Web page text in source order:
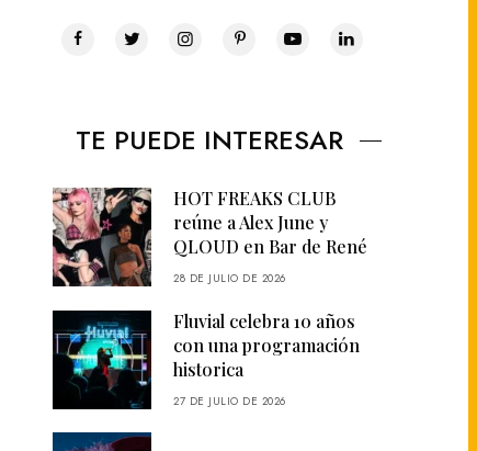
TE PUEDE INTERESAR
HOT FREAKS CLUB
reúne a Alex June y
QLOUD en Bar de René
28 DE JULIO DE 2026
Fluvial celebra 10 años
con una programación
historica
27 DE JULIO DE 2026